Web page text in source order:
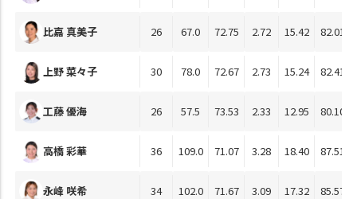
比嘉 真美子 26 67.0 72.75 2.72 15.42 82.01
上野 菜々子 30 78.0 72.67 2.73 15.24 82.41
工藤 優海 26 57.5 73.53 2.33 12.95 80.10
高橋 彩華 36 109.0 71.07 3.28 18.40 87.51
永峰 咲希 34 102.0 71.67 3.09 17.32 85.57